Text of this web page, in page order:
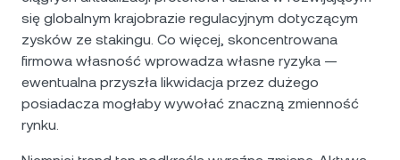
się globalnym krajobrazie regulacyjnym dotyczącym
zysków ze stakingu. Co więcej, skoncentrowana
firmowa własność wprowadza własne ryzyka —
ewentualna przyszła likwidacja przez dużego
posiadacza mogłaby wywołać znaczną zmienność
rynku.